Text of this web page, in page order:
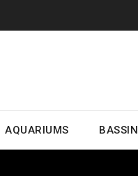
AQUARIUMS BASSIN